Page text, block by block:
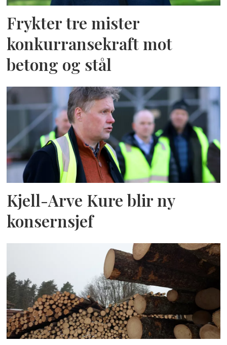
Frykter tre mister
konkurransekraft mot
betong og stål
Kjell-Arve Kure blir ny
konsernsjef